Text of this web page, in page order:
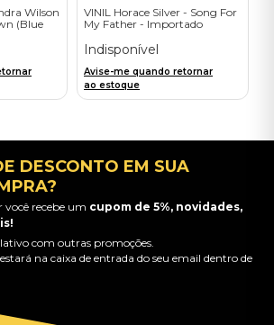
Wilson
(Blue
VINIL Horace Silver - Song For
My Father - Importado
Indisponível
Avise-me quando retornar
ao estoque
DESCONTO EM SUA
você recebe um cupom de 5%, novidades,
com outras promoções.
na caixa de entrada do seu email dentro de